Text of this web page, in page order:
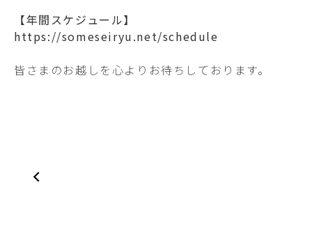
【年間スケジュール】
https://someseiryu.net/schedule
皆さまのお越しを心よりお待ちしております。